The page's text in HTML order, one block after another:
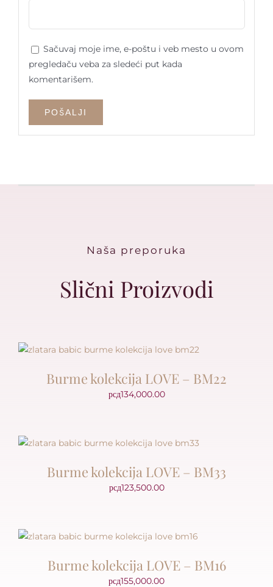
Sačuvaj moje ime, e-poštu i veb mesto u ovom
pregledaču veba za sledeći put kada
komentarišem.
Naša preporuka
Slični Proizvodi
Burme kolekcija LOVE – BM22
рсд134,000.00
Burme kolekcija LOVE – BM33
рсд123,500.00
Burme kolekcija LOVE – BM16
рсд155,000.00